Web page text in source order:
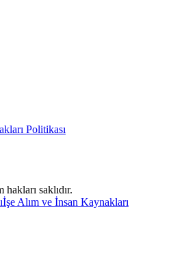
Politikası
saklıdır.
İşe Alım ve İnsan Kaynakları